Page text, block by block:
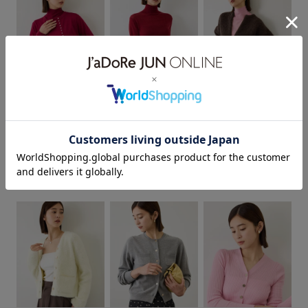
スカーフ セット タンクトップ デニムパンツ
ニット素材
ポリエステル ラメ
合わせやすい 夏の機能素材アイテム 大人カジュアル
春夏 着回しやすい
華やか 薄手 透け感 金ボタン
イージーケア
【J'aDoRe・一部店
舗限定サイズ】
¥25,300
ROPÉ
レジェールウールハ
【J'aDoRe・一部店
舗限定サイズ】
¥16,500